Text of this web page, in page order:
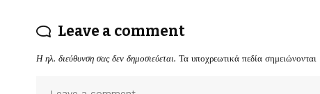
Leave a comment
Η ηλ. διεύθυνση σας δεν δημοσιεύεται. Τα υποχρεωτικά πεδία σημειώνονται